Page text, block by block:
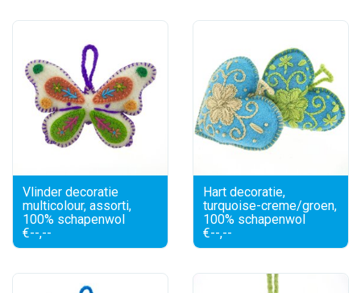
Vlinder decoratie
multicolour, assorti,
100% schapenwol
€--,--
Hart decoratie,
turquoise-creme/groen,
100% schapenwol
€--,--